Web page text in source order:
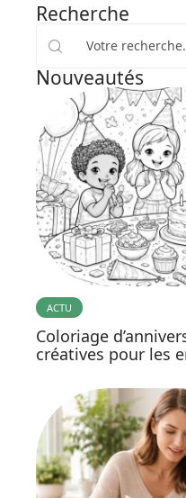
Recherche
Nouveautés
ACTU
Coloriage
créatives pour les